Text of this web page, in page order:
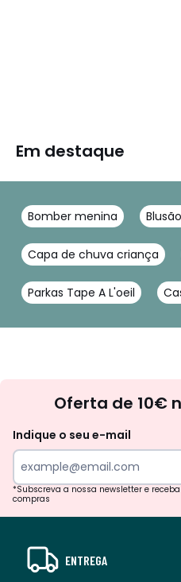
Em destaque
Bomber menina
Capa de chuva criança
Parkas Tape A L'oeil
Oferta de 10€
Indique o seu e-mail
*Subscreva a nossa newsletter e
compras
ENTREGA